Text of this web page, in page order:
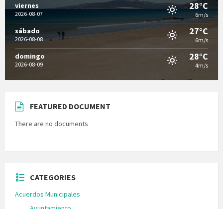
viernes
2026-08-07
28°C
6m/s
sábado
2026-08-08
27°C
6m/s
domingo
2026-08-09
28°C
4m/s
FEATURED DOCUMENT
There are no documents
CATEGORIES
Acuerdos Municipales